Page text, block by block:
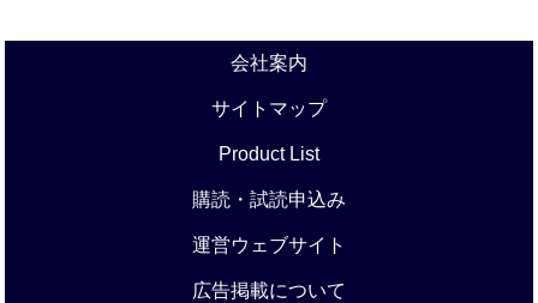
会社案内
サイトマップ
Product List
購読・試読申込み
運営ウェブサイト
広告掲載について